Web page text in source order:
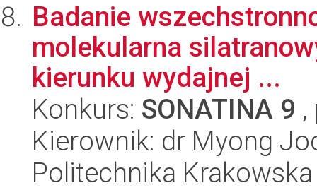
Badanie
molekularna
kierunku wydajnej ...
Konkurs: SONATINA 9
Kierownik: dr Myong
Politechnika